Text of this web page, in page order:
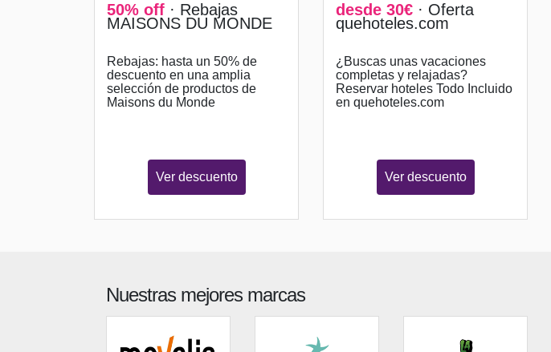
50% off · Rebajas
MAISONS DU MONDE
Rebajas: hasta un 50% de
descuento en una amplia
selección de productos de
Maisons du Monde
Ver descuento
desde 30€ · Oferta
quehoteles.com
¿Buscas unas vacaciones
completas y relajadas?
Reservar hoteles Todo Incluido
en quehoteles.com
Ver descuento
Nuestras mejores marcas